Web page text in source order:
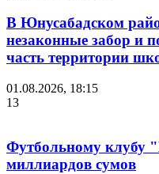
В Юнусабадском
незаконные забор и
часть территории
01.08.2026, 18:15
13
Футбольному клубу
миллиардов сумов